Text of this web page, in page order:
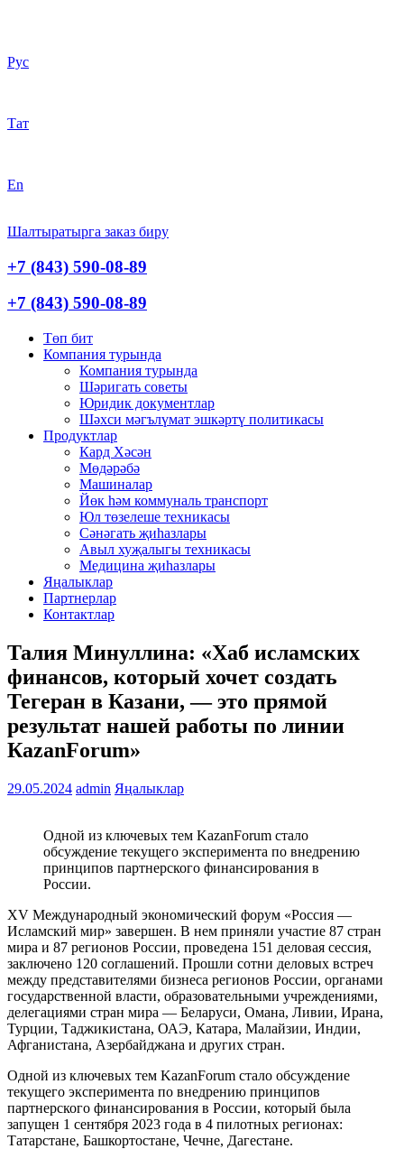
Рус
Тат
En
Шалтыратырга заказ биру
+7 (843) 590-08-89
+7 (843) 590-08-89
Төп бит
Компания турында
Компания турында
Шәригать cоветы
Юридик документлар
Шәхси мәгълүмат эшкәртү политикасы
Продуктлар
Кард Хәсән
Мөдәрәбә
Машиналар
Йөк һәм коммуналь транспорт
Юл төзелеше техникасы
Сәнәгать җиһазлары
Авыл хуҗалыгы техникасы
Медицина җиһазлары
Яңалыклар
Партнерлар
Контактлар
Талия Минуллина: «Хаб исламских
финансов, который хочет создать
Тегеран в Казани, — это прямой
результат нашей работы по линии
КazanForum»
29.05.2024 admin Яңалыклар
Одной из ключевых тем KazanForum стало
обсуждение текущего эксперимента по внедрению
принципов партнерского финансирования в
России.
XV Международный экономический форум «Россия —
Исламский мир» завершен. В нем приняли участие 87 стран
мира и 87 регионов России, проведена 151 деловая сессия,
заключено 120 соглашений. Прошли сотни деловых встреч
между представителями бизнеса регионов России, органами
государственной власти, образовательными учреждениями,
делегациями стран мира — Беларуси, Омана, Ливии, Ирана,
Турции, Таджикистана, ОАЭ, Катара, Малайзии, Индии,
Афганистана, Азербайджана и других стран.
Одной из ключевых тем KazanForum стало обсуждение
текущего эксперимента по внедрению принципов
партнерского финансирования в России, который была
запущен 1 сентября 2023 года в 4 пилотных регионах:
Татарстане, Башкортостане, Чечне, Дагестане.